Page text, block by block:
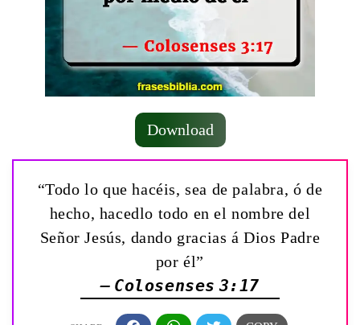
Download
“Todo lo que hacéis, sea de palabra, ó de
hecho, hacedlo todo en el nombre del
Señor Jesús, dando gracias á Dios Padre
por él”
— Colosenses 3:17